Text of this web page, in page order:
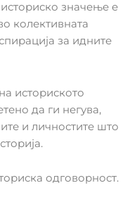
значење е
колективната
за идните
историското
да ги негува,
и личностите што
одговорност.